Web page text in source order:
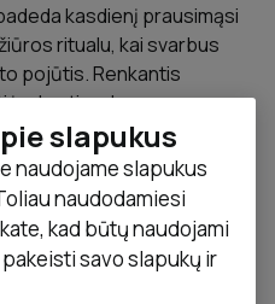
kasdienį prausimąsi
ritualu, kai svarbus
pojūtis. Renkantis
į odos tipą, kvapų
Drėkinamieji kremai
slapukus
naudojame slapukus
naudodamiesi
kad būtų naudojami
savo slapukų ir